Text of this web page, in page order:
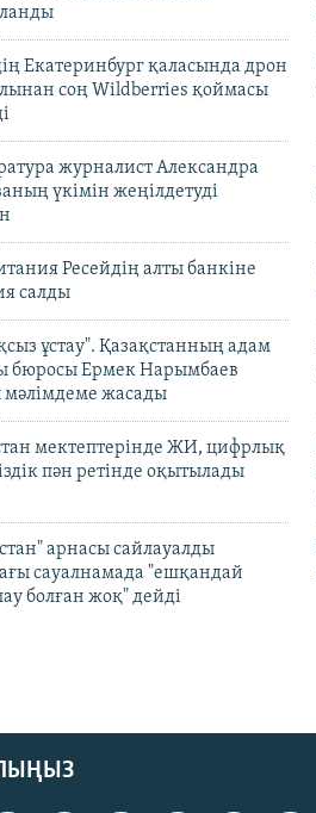
Екатеринбург қаласында дрон
соң Wildberries қоймасы
журналист Александра
үкімін жеңілдетуді
Ресейдің алты банкіне
салды
ұстау". Қазақстанның адам
бюросы Ермек Нарымбаев
жасады
мектептерінде ЖИ, цифрлық
пән ретінде оқытылады
арнасы сайлауалды
сауалнамада "ешқандай
болған жоқ" дейді